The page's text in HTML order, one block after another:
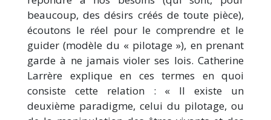
beaucoup, des désirs créés de toute pièce),
écoutons le réel pour le comprendre et le
guider (modèle du « pilotage »), en prenant
garde à ne jamais violer ses lois. Catherine
Larrère explique en ces termes en quoi
consiste cette relation : « Il existe un
deuxième paradigme, celui du pilotage, ou